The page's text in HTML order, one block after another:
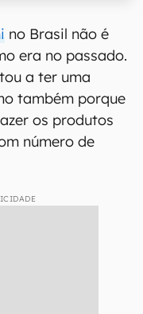
no Brasil não é
era no passado.
a ter uma
também porque
os produtos
número de